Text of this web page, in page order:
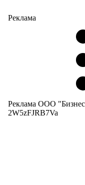
Реклама
Реклама ООО
2W5zFJRB7Va